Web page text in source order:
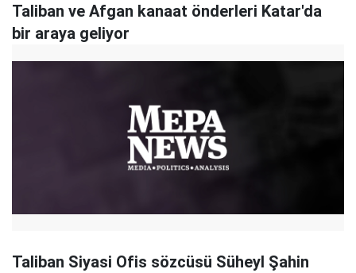
Taliban ve Afgan kanaat önderleri Katar'da
bir araya geliyor
Taliban Siyasi Ofis sözcüsü Süheyl Şahin